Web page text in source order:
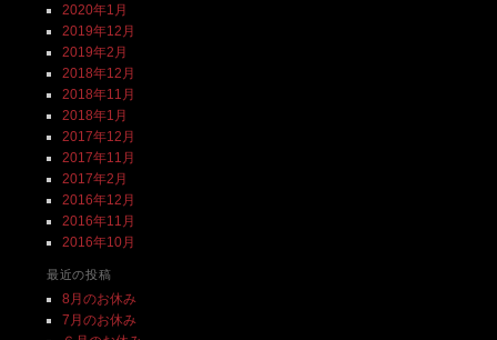
2020年1月
2019年12月
2019年2月
2018年12月
2018年11月
2018年1月
2017年12月
2017年11月
2017年2月
2016年12月
2016年11月
2016年10月
最近の投稿
8月のお休み
7月のお休み